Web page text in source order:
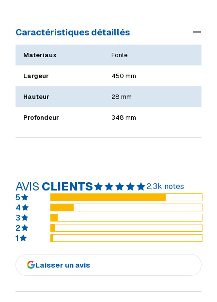
Caractéristiques détaillés
Matériaux Fonte
Largeur 450 mm
Hauteur 28 mm
Profondeur 348 mm
AVIS CLIENTS
2,3k notes
5
4
3
2
1
Laisser un avis